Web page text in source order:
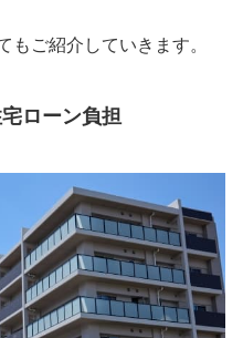
もご紹介していきます。
ローン負担